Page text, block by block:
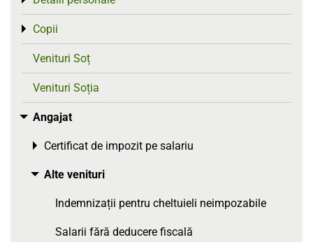
Copii
Toggle menu
Venituri Soț
Venituri Soția
Angajat
Toggle menu
Certificat de impozit pe salariu
Toggle menu
Alte venituri
Toggle menu
Indemnizații pentru cheltuieli neimpozabile
Salarii fără deducere fiscală